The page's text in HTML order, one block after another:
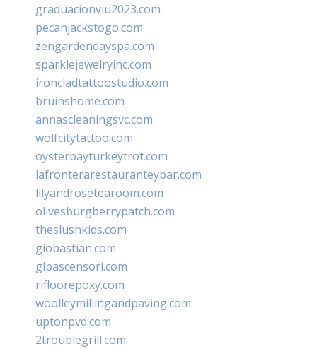
graduacionviu2023.com
pecanjackstogo.com
zengardendayspa.com
sparklejewelryinc.com
ironcladtattoostudio.com
bruinshome.com
annascleaningsvc.com
wolfcitytattoo.com
oysterbayturkeytrot.com
lafronterarestauranteybar.com
lilyandrosetearoom.com
olivesburgberrypatch.com
theslushkids.com
giobastian.com
glpascensori.com
rifloorepoxy.com
woolleymillingandpaving.com
uptonpvd.com
2troublegrill.com